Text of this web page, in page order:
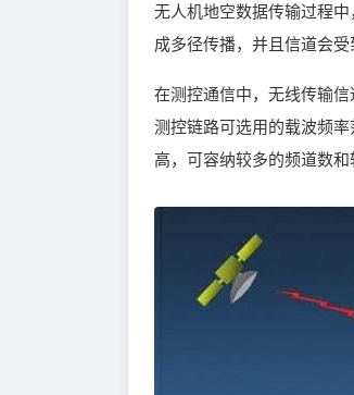
无人机地空数据传输过程
成多径传播，并且信道会
在测控通信中，无线传输
测控链路可选用的载波频
高，可容纳较多的频道数和